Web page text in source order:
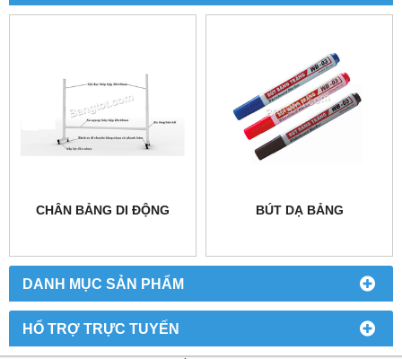
DANH MỤC SẢN PHẨM
HỔ TRỢ TRỰC TUYẾN
CHÂN BẢNG DI ĐỘNG BÚT DẠ BẢNG